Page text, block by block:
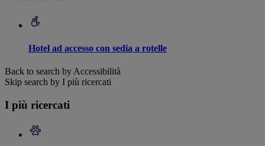
Hotel ad accesso con sedia a rotelle
Back to search by Accessibilità
Skip search by I più ricercati
I più ricercati